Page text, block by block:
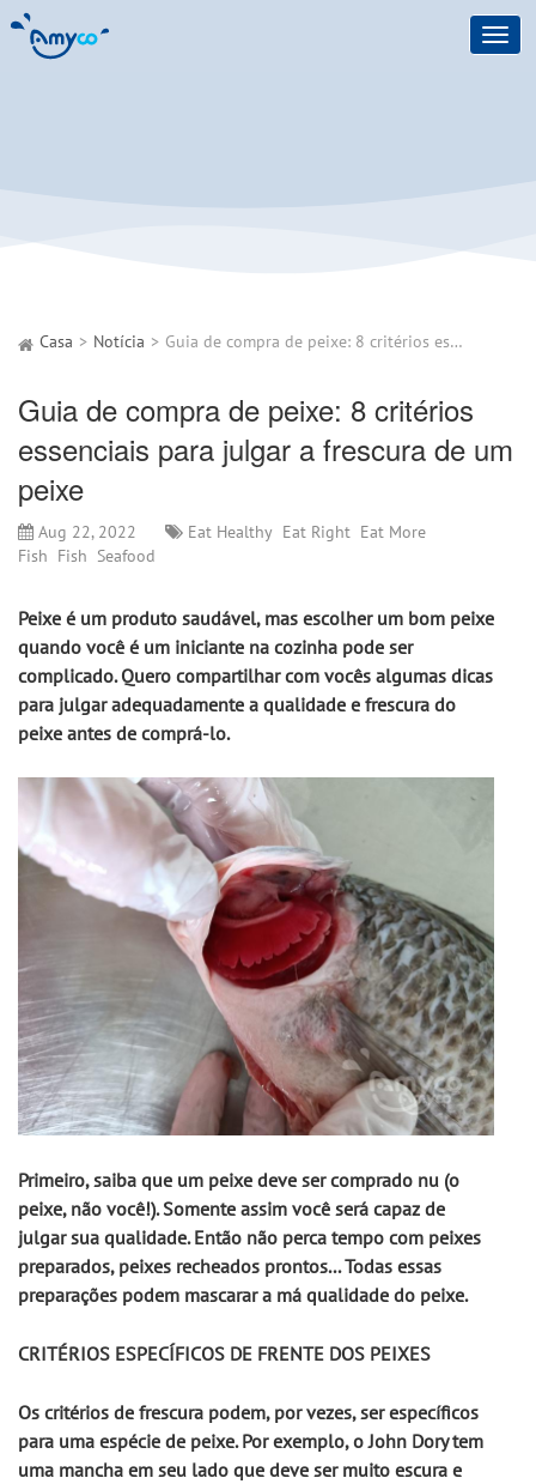
Casa Notícia Guia de compra de peixe: 8 critérios essenciais para julgar a frescura de um peixe
Guia de compra de peixe: 8 critérios
essenciais para julgar a frescura de um
peixe
Aug 22, 2022 Eat Healthy Eat Right Eat More
Fish Fish Seafood
Peixe é um produto saudável, mas escolher um bom peixe
quando você é um iniciante na cozinha pode ser
complicado. Quero compartilhar com vocês algumas dicas
para julgar adequadamente a qualidade e frescura do
peixe antes de comprá-lo.
Primeiro, saiba que um peixe deve ser comprado nu (o
peixe, não você!). Somente assim você será capaz de
julgar sua qualidade. Então não perca tempo com peixes
preparados, peixes recheados prontos... Todas essas
preparações podem mascarar a má qualidade do peixe.
CRITÉRIOS ESPECÍFICOS DE FRENTE DOS PEIXES
Os critérios de frescura podem, por vezes, ser específicos
para uma espécie de peixe. Por exemplo, o John Dory tem
uma mancha em seu lado que deve ser muito escura e